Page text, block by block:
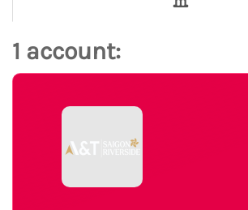
1 account: